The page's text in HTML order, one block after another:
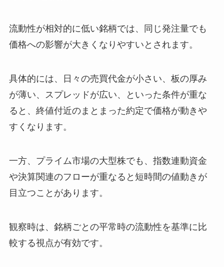
流動性が相対的に低い銘柄では、同じ発注量でも
価格への影響が大きくなりやすいとされます。
具体的には、日々の売買代金が小さい、板の厚み
が薄い、スプレッドが広い、といった条件が重な
ると、終値付近のまとまった約定で価格が動きや
すくなります。
一方、プライム市場の大型株でも、指数連動資金
や決算関連のフローが重なると短時間の値動きが
目立つことがあります。
観察時は、銘柄ごとの平常時の流動性を基準に比
較する視点が有効です。